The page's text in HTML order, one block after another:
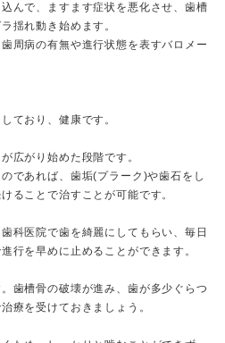
んで、ますます症状を悪化させ、歯槽
揺れ動き始めます。
周病の有無や進行状態を表すバロメー
ており、健康です。
広がり始めた段階です。
であれば、歯垢(プラーク)や歯石をし
ることで治すことが可能です。
科医院で歯を綺麗にしてもらい、毎日
行を早めに止めることができます。
歯槽骨の破壊が進み、歯が多少ぐらつ
療を受けておきましょう。